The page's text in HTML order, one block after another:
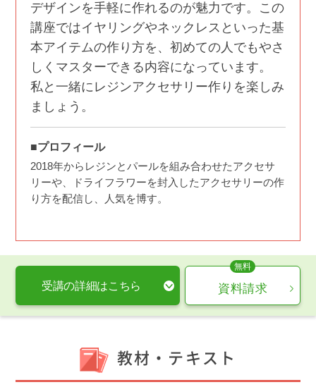
デザインを手軽に作れるのが魅力です。この
講座ではイヤリングやネックレスといった基
本アイテムの作り方を、初めての人でもやさ
しくマスターできる内容になっています。
私と一緒にレジンアクセサリー作りを楽しみ
ましょう。
■プロフィール
2018年からレジンとパールを組み合わせたアクセサ
リーや、ドライフラワーを封入したアクセサリーの作
り方を配信し、人気を博す。
受講の詳細はこちら 資料請求
教材・テキスト